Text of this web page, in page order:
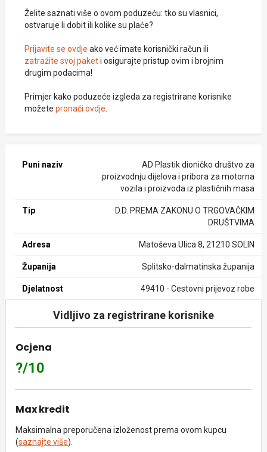
Želite saznati više o ovom poduzeću: tko su vlasnici,
ostvaruje li dobit ili kolike su plaće?
Prijavite se ovdje ako već imate korisnički račun ili
zatražite svoj paketi osigurajte pristup ovim i brojnim
drugim podacima!
Primjer kako poduzeće izgleda za registrirane korisnike
možete pronaći ovdje
Puni naziv
AD Plastik dioničko društvo za
proizvodnju dijelova i pribora za motorna
vozila i proizvoda iz plastičnih masa
Tip
D.D. PREMA ZAKONU O TRGOVAČKIM
DRUŠTVIMA
Adresa Matoševa Ulica 8, 21210 SOLIN
Županija Splitsko-dalmatinska županija
Djelatnost 49410 - Cestovni prijevoz robe
Vidljivo za registrirane korisnike
Ocjena
?/10
Max kredit
Maksimalna preporučena izloženost prema ovom kupcu
(saznajte više).